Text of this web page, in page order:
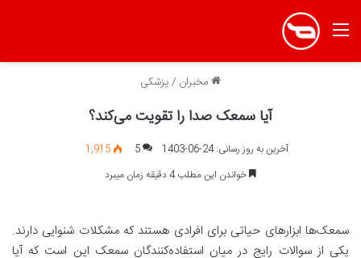
منو
مخبران /پزشکی
آیا سمعک صدا را تقویت می‌کند؟
آخرین به روز رسانی: 24-06-1403 5
1,915
خواندن این مطلب 4 دقیقه زمان میبرد
سمعک‌ها ابزارهای حیاتی برای افرادی هستند که مشکلات شنوایی دارند.
یکی از سوالات رایج در میان استفاده‌کنندگان سمعک این است که آیا